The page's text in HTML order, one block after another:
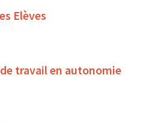
Elèves
travail en autonomie